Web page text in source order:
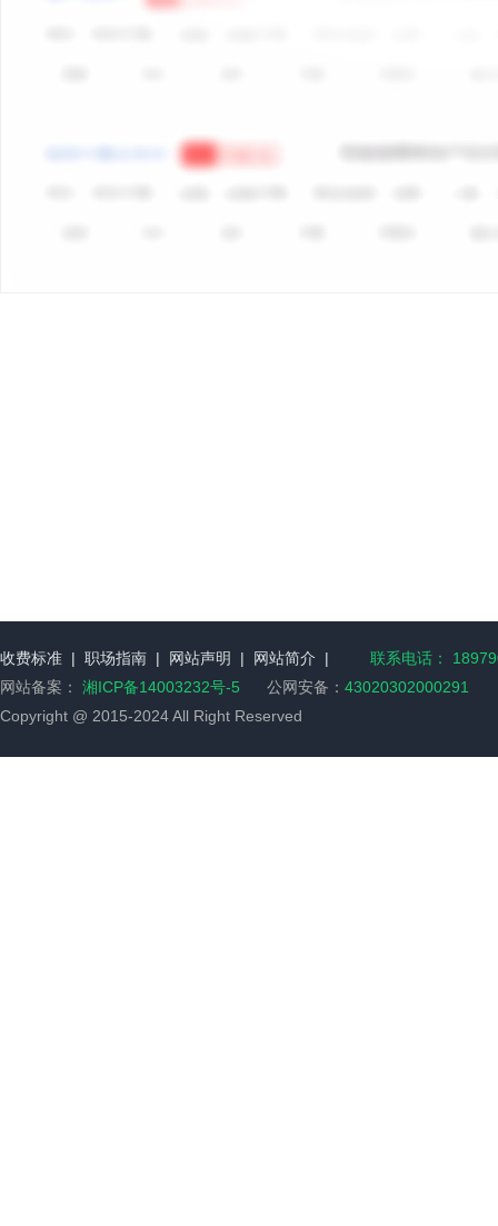
收费标准 | 职场指南 | 网站声明 | 网站简介 |
联系电话：
网站备案： 湘ICP备14003232号-5 公网安备： 43020302000291
Copyright @ 2015-2024 All Right Reserved